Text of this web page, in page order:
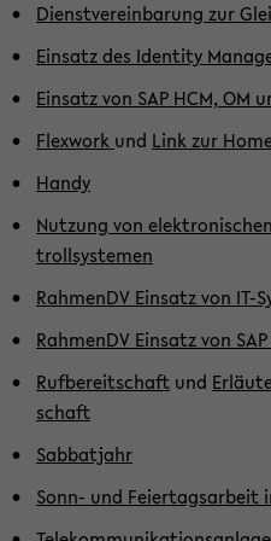
Dienst­ver­ein­ba­rung zur
Ein­satz des Iden­ti­ty
Ein­satz von SAP HCM, OM
Flex­work und Link zur
Handy
Nut­zung von
troll­sys­te­men
Rah­menDV Ein­satz von IT-​
Rah­menDV Ein­satz von SAP
Ruf­be­reit­schaft und
schaft
Sab­bat­jahr
Sonn- und